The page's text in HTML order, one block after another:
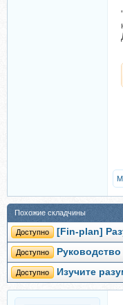
Похожие складчины
Доступно [Fin-plan]
Доступно
Доступно Изучите